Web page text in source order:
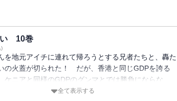
い 10巻
)
を地元アイチに連れて帰ろうとする兄者たちと、轟た
の火蓋が切られた！ だが、香港と同じGDPを誇る
ケニアと同様のGDPのグンマとでは勝負にならな
立たされるグンマは必死の戦うが、ついに轟は膝を付
全て表示する